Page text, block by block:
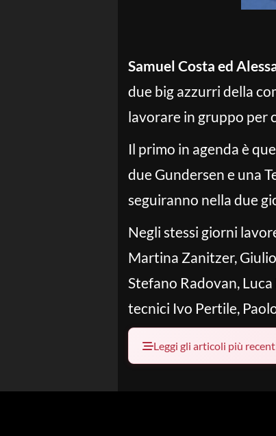
Samuel Costa ed
due big azzurri della
lavorare in gruppo per
Il primo in agenda è
due Gundersen e una
seguiranno nella due
Negli stessi giorni
Martina Zanitzer,
Stefano Radovan,
tecnici Ivo Pertile,
Leggi gli articoli più